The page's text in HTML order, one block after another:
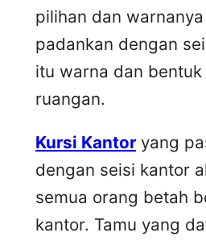
pilihan dan
padankan dengan
itu warna dan bentuk
ruangan.
Kursi Kantor yang
dengan seisi kantor
semua orang betah
kantor. Tamu yang